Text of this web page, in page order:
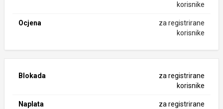
korisnike
Ocjena
za registrirane
korisnike
Blokada
za registrirane
korisnike
Naplata
za registrirane